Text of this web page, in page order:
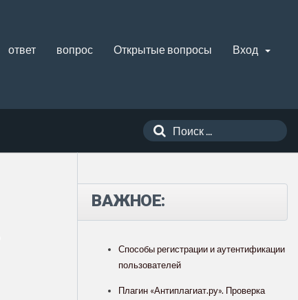
ответ вопрос Открытые вопросы Вход
ВАЖНОЕ:
Способы регистрации и аутентификации
пользователей
Плагин «Антиплагиат.ру». Проверка